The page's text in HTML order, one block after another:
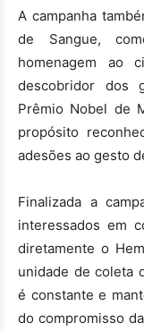
A campanha
de Sangue,
homenagem ao
descobridor dos
Prêmio Nobel de
propósito
adesões ao gesto
Finalizada a
interessados em
diretamente o
unidade de coleta
é constante e
do compromisso